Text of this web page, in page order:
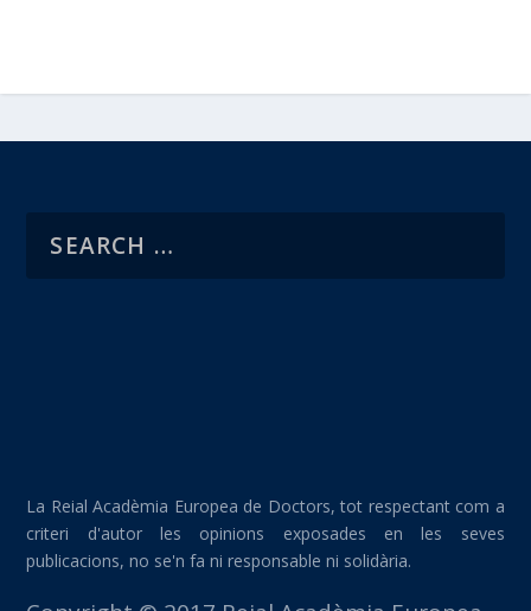
La Reial Acadèmia Europea de Doctors, tot respectant com a
criteri d'autor les opinions exposades en les seves
publicacions, no se'n fa ni responsable ni solidària.